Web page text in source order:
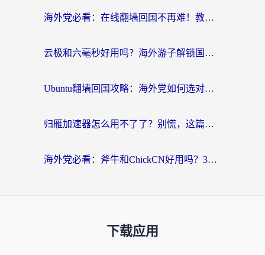
海外党必看：在线翻墙回国不再难！教你选对加速器无缝刷国内资源
云极和六毫秒好用吗？海外游子解锁国内资源的真实答案
Ubuntu翻墙回国攻略：海外党如何选对加速器，无缝刷国内剧玩游戏？
归雁加速器怎么用不了了？别慌，这篇指南教你如何丝滑“回家”
海外党必看：斧牛和ChickCN好用吗？3款热门加速器实测+番茄加速器深度体验
下载应用